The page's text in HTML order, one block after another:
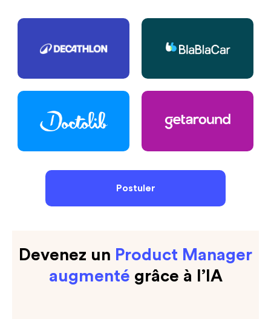
Postuler
Devenez un Product Manager
augmenté grâce à l’IA